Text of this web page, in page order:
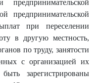
предпринимательской
при переселении
в другую местность,
по труду, занятости
с организацией их
зарегистрированы